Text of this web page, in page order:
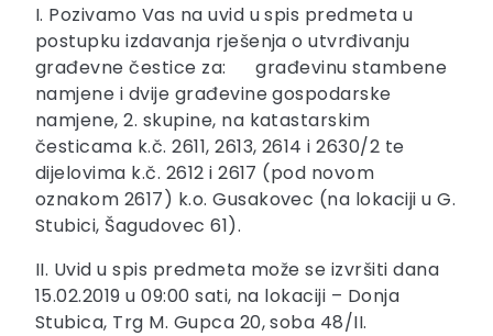
I. Pozivamo Vas na uvid u spis predmeta u
postupku izdavanja rješenja o utvrđivanju
građevne čestice za: građevinu stambene
namjene i dvije građevine gospodarske
namjene, 2. skupine, na katastarskim
česticama k.č. 2611, 2613, 2614 i 2630/2 te
dijelovima k.č. 2612 i 2617 (pod novom
oznakom 2617) k.o. Gusakovec (na lokaciji u G.
Stubici, Šagudovec 61).
II. Uvid u spis predmeta može se izvršiti dana
15.02.2019 u 09:00 sati, na lokaciji – Donja
Stubica, Trg M. Gupca 20, soba 48/II.